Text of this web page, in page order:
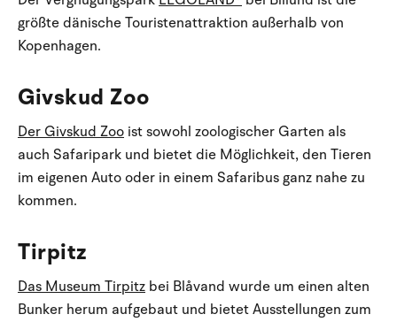
größte dänische Touristenattraktion außerhalb von
Kopenhagen.
Givskud Zoo
Der Givskud Zoo ist sowohl zoologischer Garten als
auch Safaripark und bietet die Möglichkeit, den Tieren
im eigenen Auto oder in einem Safaribus ganz nahe zu
kommen.
Tirpitz
Das Museum Tirpitz bei Blåvand wurde um einen alten
Bunker herum aufgebaut und bietet Ausstellungen zum